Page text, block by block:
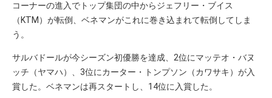
コーナーの進入でトップ集団の中からジェフリー・ブイス
（KTM）が転倒、ベネマンがこれに巻き込まれて転倒してしま
う。
サルバドールが今シーズン初優勝を達成、2位にマッテオ・バヌ
ッチ（ヤマハ）、3位にカーター・トンプソン（カワサキ）が入
賞した。ベネマンは再スタートし、14位に入賞した。